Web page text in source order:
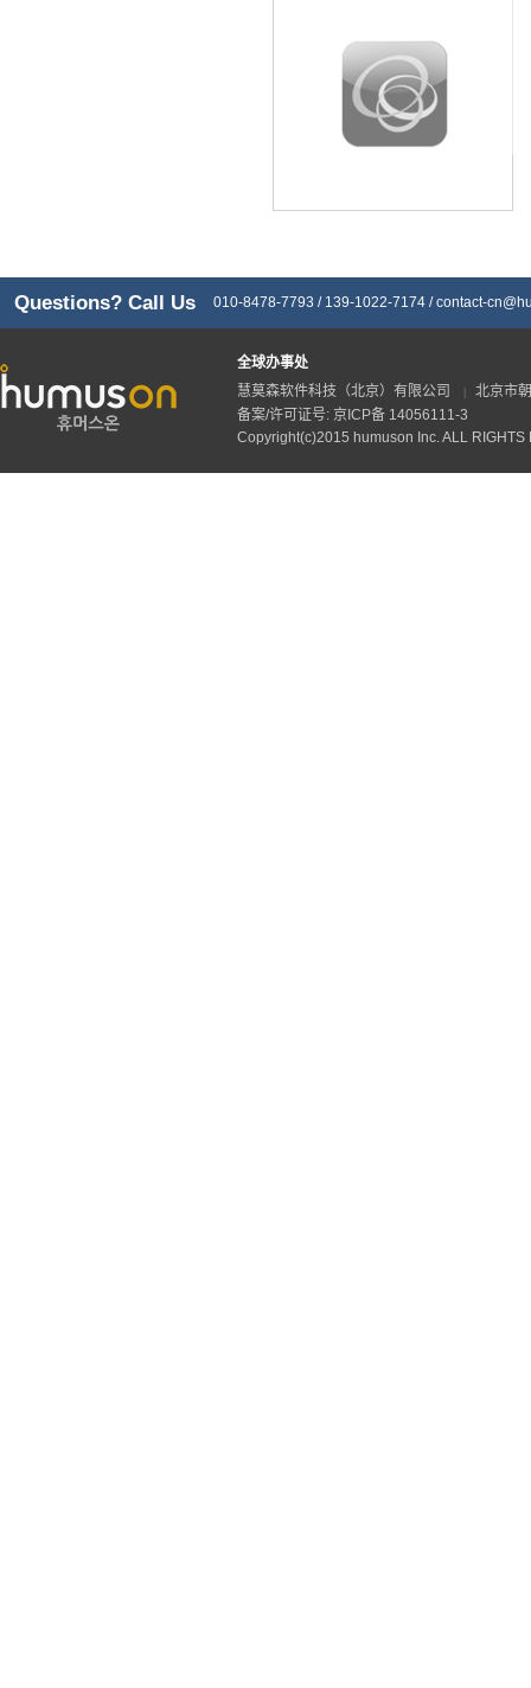
Questions? Call Us 010-8478-7793 / 139-1022-7174 /contact-
全球办事处
慧莫森软件科技（北京）有限公司
北京市
备案/许可证号: 京ICP备 14056111-3
Copyright(c)2015 humuson Inc. ALL RIGHTS